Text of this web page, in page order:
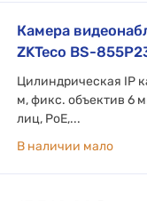
Камера
ZKTeco BS-
Цилиндрическая IP
м, фикс. объектив 6
лиц, PoE,...
В наличии мало